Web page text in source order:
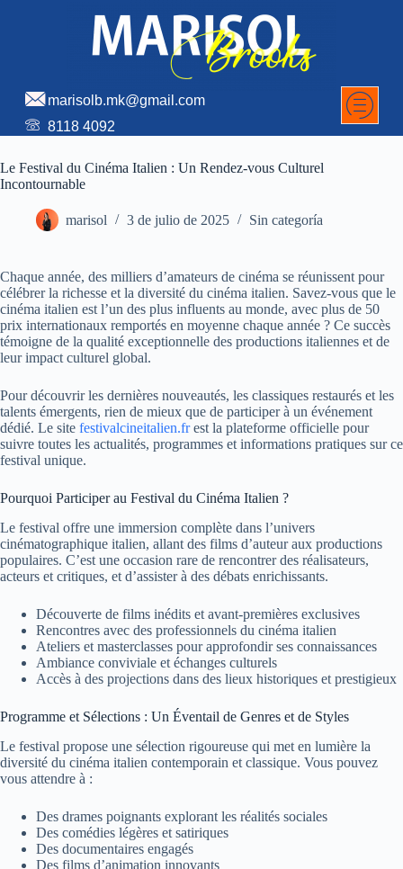
marisolb.mk@gmail.com
8118 4092
Le Festival du Cinéma Italien : Un Rendez-vous Culturel
Incontournable
marisol 3 de julio de 2025 Sin categoría
Chaque année, des milliers d’amateurs de cinéma se réunissent pour
célébrer la richesse et la diversité du cinéma italien. Savez-vous que le
cinéma italien est l’un des plus influents au monde, avec plus de 50
prix internationaux remportés en moyenne chaque année ? Ce succès
témoigne de la qualité exceptionnelle des productions italiennes et de
leur impact culturel global.
Pour découvrir les dernières nouveautés, les classiques restaurés et les
talents émergents, rien de mieux que de participer à un événement
dédié. Le site festivalcineitalien.frest la plateforme officielle pour
suivre toutes les actualités, programmes et informations pratiques sur ce
festival unique.
Pourquoi Participer au Festival du Cinéma Italien ?
Le festival offre une immersion complète dans l’univers
cinématographique italien, allant des films d’auteur aux productions
populaires. C’est une occasion rare de rencontrer des réalisateurs,
acteurs et critiques, et d’assister à des débats enrichissants.
Découverte de films inédits et avant-premières exclusives
Rencontres avec des professionnels du cinéma italien
Ateliers et masterclasses pour approfondir ses connaissances
Ambiance conviviale et échanges culturels
Accès à des projections dans des lieux historiques et prestigieux
Programme et Sélections : Un Éventail de Genres et de Styles
Le festival propose une sélection rigoureuse qui met en lumière la
diversité du cinéma italien contemporain et classique. Vous pouvez
vous attendre à :
Des drames poignants explorant les réalités sociales
Des comédies légères et satiriques
Des documentaires engagés
Des films d’animation innovants